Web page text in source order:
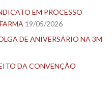
EM PROCESSO
19/05/2026
DE ANIVERSÁRIO NA 3M
DA CONVENÇÃO